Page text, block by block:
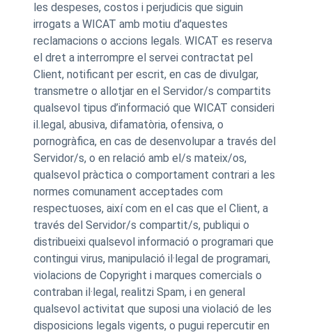
les despeses, costos i perjudicis que siguin
irrogats a WICAT amb motiu d’aquestes
reclamacions o accions legals. WICAT es reserva
el dret a interrompre el servei contractat pel
Client, notificant per escrit, en cas de divulgar,
transmetre o allotjar en el Servidor/s compartits
qualsevol tipus d’informació que WICAT consideri
il.legal, abusiva, difamatòria, ofensiva, o
pornogràfica, en cas de desenvolupar a través del
Servidor/s, o en relació amb el/s mateix/os,
qualsevol pràctica o comportament contrari a les
normes comunament acceptades com
respectuoses, així com en el cas que el Client, a
través del Servidor/s compartit/s, publiqui o
distribueixi qualsevol informació o programari que
contingui virus, manipulació il·legal de programari,
violacions de Copyright i marques comercials o
contraban il·legal, realitzi Spam, i en general
qualsevol activitat que suposi una violació de les
disposicions legals vigents, o pugui repercutir en